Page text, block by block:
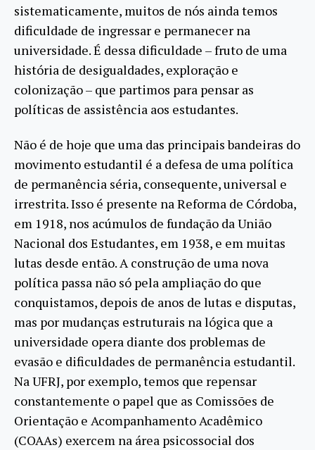
sistematicamente, muitos de nós ainda temos
dificuldade de ingressar e permanecer na
universidade. É dessa dificuldade – fruto de uma
história de desigualdades, exploração e
colonização – que partimos para pensar as
políticas de assistência aos estudantes.
Não é de hoje que uma das principais bandeiras do
movimento estudantil é a defesa de uma política
de permanência séria, consequente, universal e
irrestrita. Isso é presente na Reforma de Córdoba,
em 1918, nos acúmulos de fundação da União
Nacional dos Estudantes, em 1938, e em muitas
lutas desde então. A construção de uma nova
política passa não só pela ampliação do que
conquistamos, depois de anos de lutas e disputas,
mas por mudanças estruturais na lógica que a
universidade opera diante dos problemas de
evasão e dificuldades de permanência estudantil.
Na UFRJ, por exemplo, temos que repensar
constantemente o papel que as Comissões de
Orientação e Acompanhamento Acadêmico
(COAAs) exercem na área psicossocial dos